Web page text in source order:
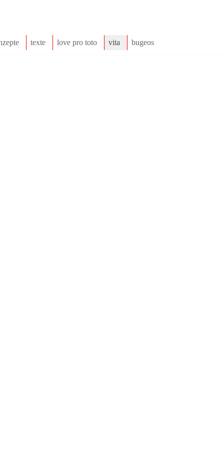
texte love pro toto vita bugeos